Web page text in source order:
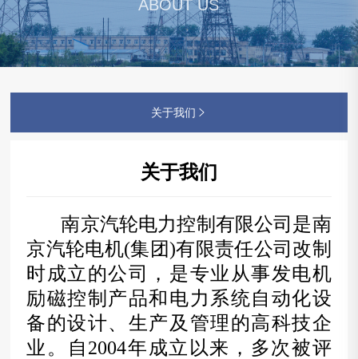
文化
荣誉
证书
6000系列
8000系列

我们
留言
ABOUT US
关于我们 
关于我们
南京汽轮电力控制有限公司是南
京汽轮电机(集团)有限责任公司改制
时成立的公司，是专业从事发电机
励磁控制产品和电力系统自动化设
备的设计、生产及管理的高科技企
业。自2004年成立以来，多次被评